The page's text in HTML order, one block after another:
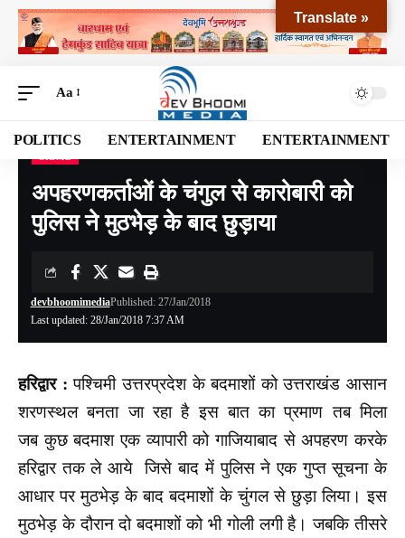
Aa
POLITICS ENTERTAINMENT ENTERTAINMENT
Devbhoomi Media>Blog>CRIME>अपहरणकर्ताओं के चंगुल से कारोबारी को पुलिस ने मुठभेड़ के बाद छुड़ाया
अपहरणकर्ताओं के चंगुल से कारोबारी को
पुलिस ने मुठभेड़ के बाद छुड़ाया
Last updated: 28/Jan/2018 7:37 AM
devbhoomimediaPublished: 27/Jan/2018
हरिद्वार : पश्चिमी उत्तरप्रदेश के बदमाशों को उत्तराखंड आसान
शरणस्थल बनता जा रहा है इस बात का प्रमाण तब मिला
जब कुछ बदमाश एक व्यापारी को गाजियाबाद से अपहरण करके
हरिद्वार तक ले आये जिसे बाद में पुलिस ने एक गुप्त सूचना के
आधार पर मुठभेड़ के बाद बदमाशों के चुंगल से छुड़ा लिया। इस
मुठभेड़ के दौरान दो बदमाशों को भी गोली लगी है। जबकि तीसरे
Translate »